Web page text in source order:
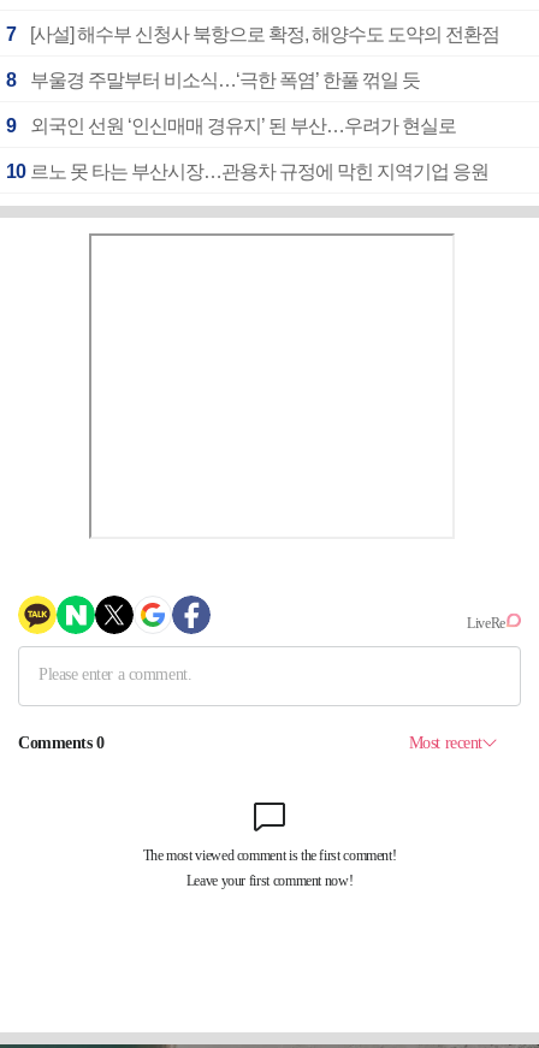
7 [사설] 해수부 신청사 북항으로 확정, 해양수도 도약의 전환점
8 부울경 주말부터 비소식…‘극한 폭염’ 한풀 꺾일 듯
9 외국인 선원 ‘인신매매 경유지’ 된 부산…우려가 현실로
10 르노 못 타는 부산시장…관용차 규정에 막힌 지역기업 응원